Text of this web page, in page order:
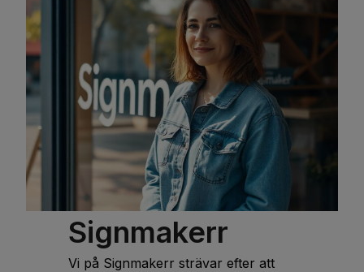
Uddevalla - Signmakerr
Gustaf Mattssons väg 2,
451 50 Uddevalla
052223325
uddevalla@signmakerr.se
Vara - Signmakerr
Ryda Hökagården 4, 534
96 Vara
051215900
vara@signmakerr.se
Signmakerr
Vi på Signmakerr strävar efter att